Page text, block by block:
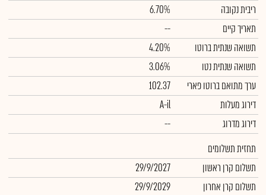
ריבית נקובה
6.70%
תאריך קיים
--
תשואה שנתית ברוטו
4.20%
תשואה שנתית נטו
3.06%
ערך מתואם ברוטו פארי
102.37
דירוג מעלות
A-il
דירוג מדרוג
--
תחזית תשלומים
תשלום קרן ראשון
29/9/2027
תשלום קרן אחרון
29/9/2029